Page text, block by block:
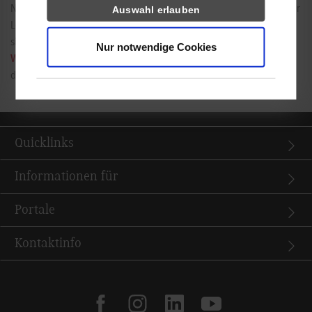
Auswahl erlauben
Nur notwendige Cookies
Nach der Auswahl der Hochschule werden Sie dann automatisch zur
Login-Seite über Shibboleth weiter geleitet, d.h. die Anmeldung
sieht genauso aus, wie die Anmeldung an
Moodle
Webmail
den
Datenbanken / E-Book Angeboten des IT Service Centers.
Quicklinks
Informationen für
Portale
Kontaktinfo
facebookinstagramlinkedinyoutube